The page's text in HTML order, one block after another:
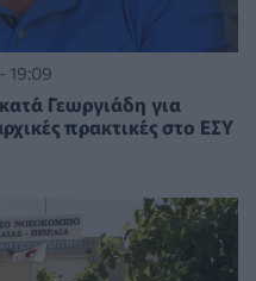
19:09
Γεωργιάδη για
πρακτικές στο ΕΣΥ